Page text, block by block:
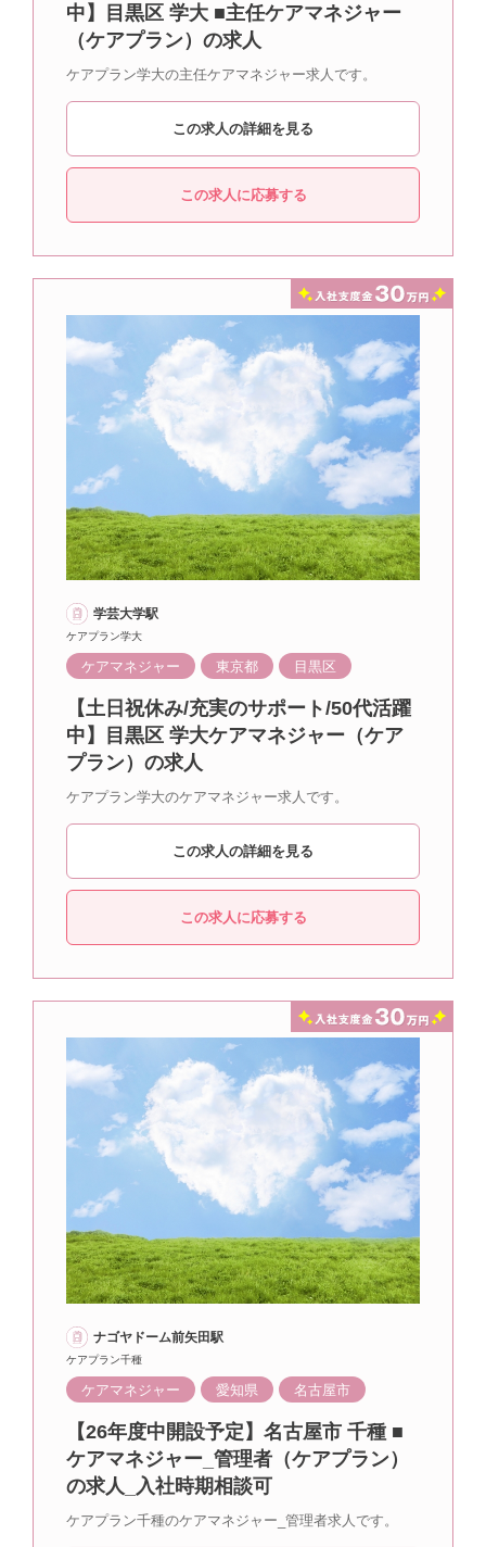
中】目黒区 学大 ■主任ケアマネジャー
（ケアプラン）の求人
ケアプラン学大の主任ケアマネジャー求人です。
この求人の詳細を見る
この求人に応募する
学芸大学駅
ケアプラン学大
ケアマネジャー 東京都 目黒区
【土日祝休み/充実のサポート/50代活躍
中】目黒区 学大ケアマネジャー（ケア
プラン）の求人
ケアプラン学大のケアマネジャー求人です。
この求人の詳細を見る
この求人に応募する
ナゴヤドーム前矢田駅
ケアプラン千種
ケアマネジャー 愛知県 名古屋市
【26年度中開設予定】名古屋市 千種 ■
ケアマネジャー_管理者（ケアプラン）
の求人_入社時期相談可
ケアプラン千種のケアマネジャー_管理者求人です。